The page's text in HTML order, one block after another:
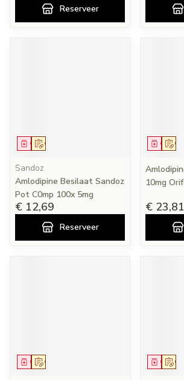
Reserveer
Op voorschrift
Geneesmiddel
Sandoz
Amlodipine Besilaat Sandoz
Pot C0mp 100x 5mg
€ 12,69
Reserveer
Op
10mg
€ 23,81
Op voorschrift
Geneesmiddel Op